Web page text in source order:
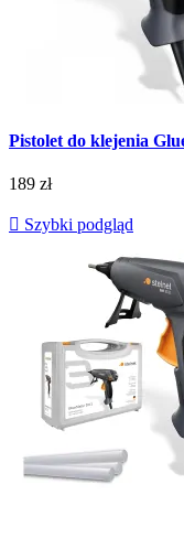
Pistolet do klejenia
189 zł
 Szybki podgląd